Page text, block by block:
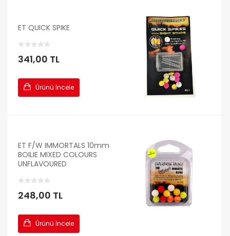
ET QUICK SPIKE
341,00 TL
Ürünü İncele
ET F/W IMMORTALS 10mm
BOILIE MIXED COLOURS
UNFLAVOURED
248,00 TL
Ürünü İncele